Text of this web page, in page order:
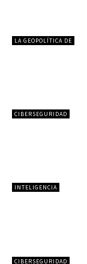
LA GEOPOLÍTICA DE
CIBERSEGURIDAD
INTELIGENCIA
CIBERSEGURIDAD